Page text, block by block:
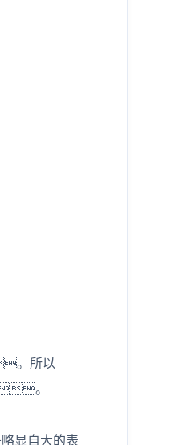
。所以
。
显自大的表